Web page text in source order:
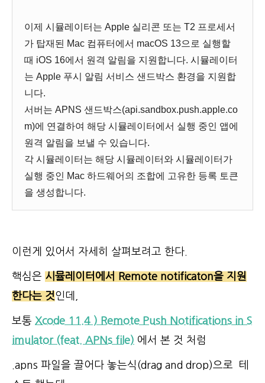
이제 시뮬레이터는 Apple 실리콘 또는 T2 프로세서
가 탑재된 Mac 컴퓨터에서 macOS 13으로 실행할
때 iOS 16에서 원격 알림을 지원합니다. 시뮬레이터
는 Apple 푸시 알림 서비스 샌드박스 환경을 지원합
니다.
서버는 APNS 샌드박스(api.sandbox.push.apple.co
m)에 연결하여 해당 시뮬레이터에서 실행 중인 앱에
원격 알림을 보낼 수 있습니다.
각 시뮬레이터는 해당 시뮬레이터와 시뮬레이터가
실행 중인 Mac 하드웨어의 조합에 고유한 등록 토큰
을 생성합니다.
이런게 있어서 자세히 살펴보려고 한다.
핵심은 시뮬레이터에서 Remote notificaton을 지원
한다는 것인데,
보통 Xcode 11.4 ) Remote Push Notifications in S
imulator (feat. APNs file) 에서 본 것 처럼
.apns 파일을 끌어다 놓는식(drag and drop)으로 테